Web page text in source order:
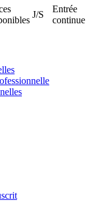
J/S
Entrée
continue